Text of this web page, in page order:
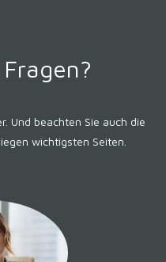
Und beachten Sie auch die
wichtigsten Seiten.